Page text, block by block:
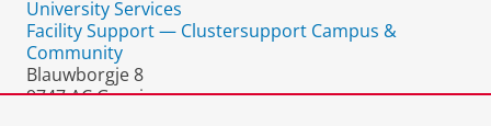
University Services
Facility Support — Clustersupport Campus &
Community
Blauwborgje 8
9747 AC Groningen